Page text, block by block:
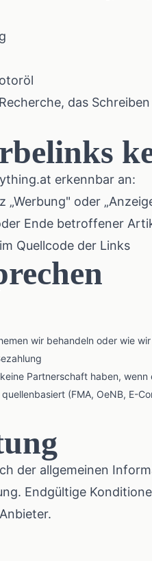
das
erkennbar an:
oder
Ende betroffener
Quellcode der Links
wir behandeln oder wie
Partnerschaft haben,
(FMA, OeNB, E-
der allgemeinen
Endgültige